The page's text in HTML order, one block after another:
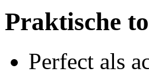
Praktische
Perfect als